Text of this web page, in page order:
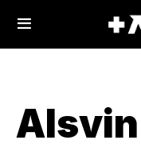
Alsvin